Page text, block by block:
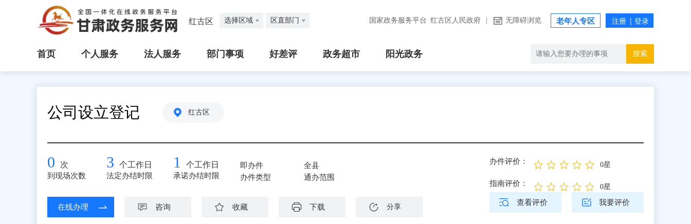
红古区 选择区域 区直部门 国家政务服务平台 红古区人民政府 无障碍浏览 老年人专区
首页 个人服务 法人服务 部门事项 好差评 政务超市 阳光政务 搜索
公司设立登记 红古区
0 次
到现场次数
3 个工作日
法定办结时限
1 个工作日
承诺办结时限
即办件
办件类型
全县
通办范围
在线办理 咨询 收藏 下载 分享
办件评价： 0星
指南评价： 0星
查看评价 我要评价